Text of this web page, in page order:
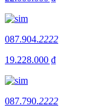
087.904.2222
19.228.000 ₫
087.790.2222